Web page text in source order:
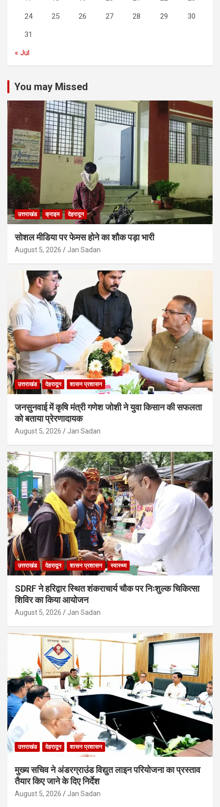
24 25 26 27 28 29 30
31
« Jul
You may Missed
उत्तराखंड क्राइम देहरादून
सोशल मीडिया पर फेमस होने का शौक पड़ा भारी
August 5, 2026 Jan Sadan
उत्तराखंड देहरादून शासन प्रशासन
जनसुनवाई में कृषि मंत्री गणेश जोशी ने युवा किसान की सफलता
को बताया प्रेरणादायक
August 5, 2026 Jan Sadan
उत्तराखंड देहरादून शासन प्रशासन स्वास्थ्य
SDRF ने हरिद्वार स्थित शंकराचार्य चौक पर निःशुल्क चिकित्सा
शिविर का किया आयोजन
August 5, 2026 Jan Sadan
उत्तराखंड देहरादून शासन प्रशासन
मुख्य सचिव ने अंडरग्राउंड विद्युत लाइन परियोजना का प्रस्ताव
तैयार किए जाने के दिए निर्देश
August 5, 2026 Jan Sadan